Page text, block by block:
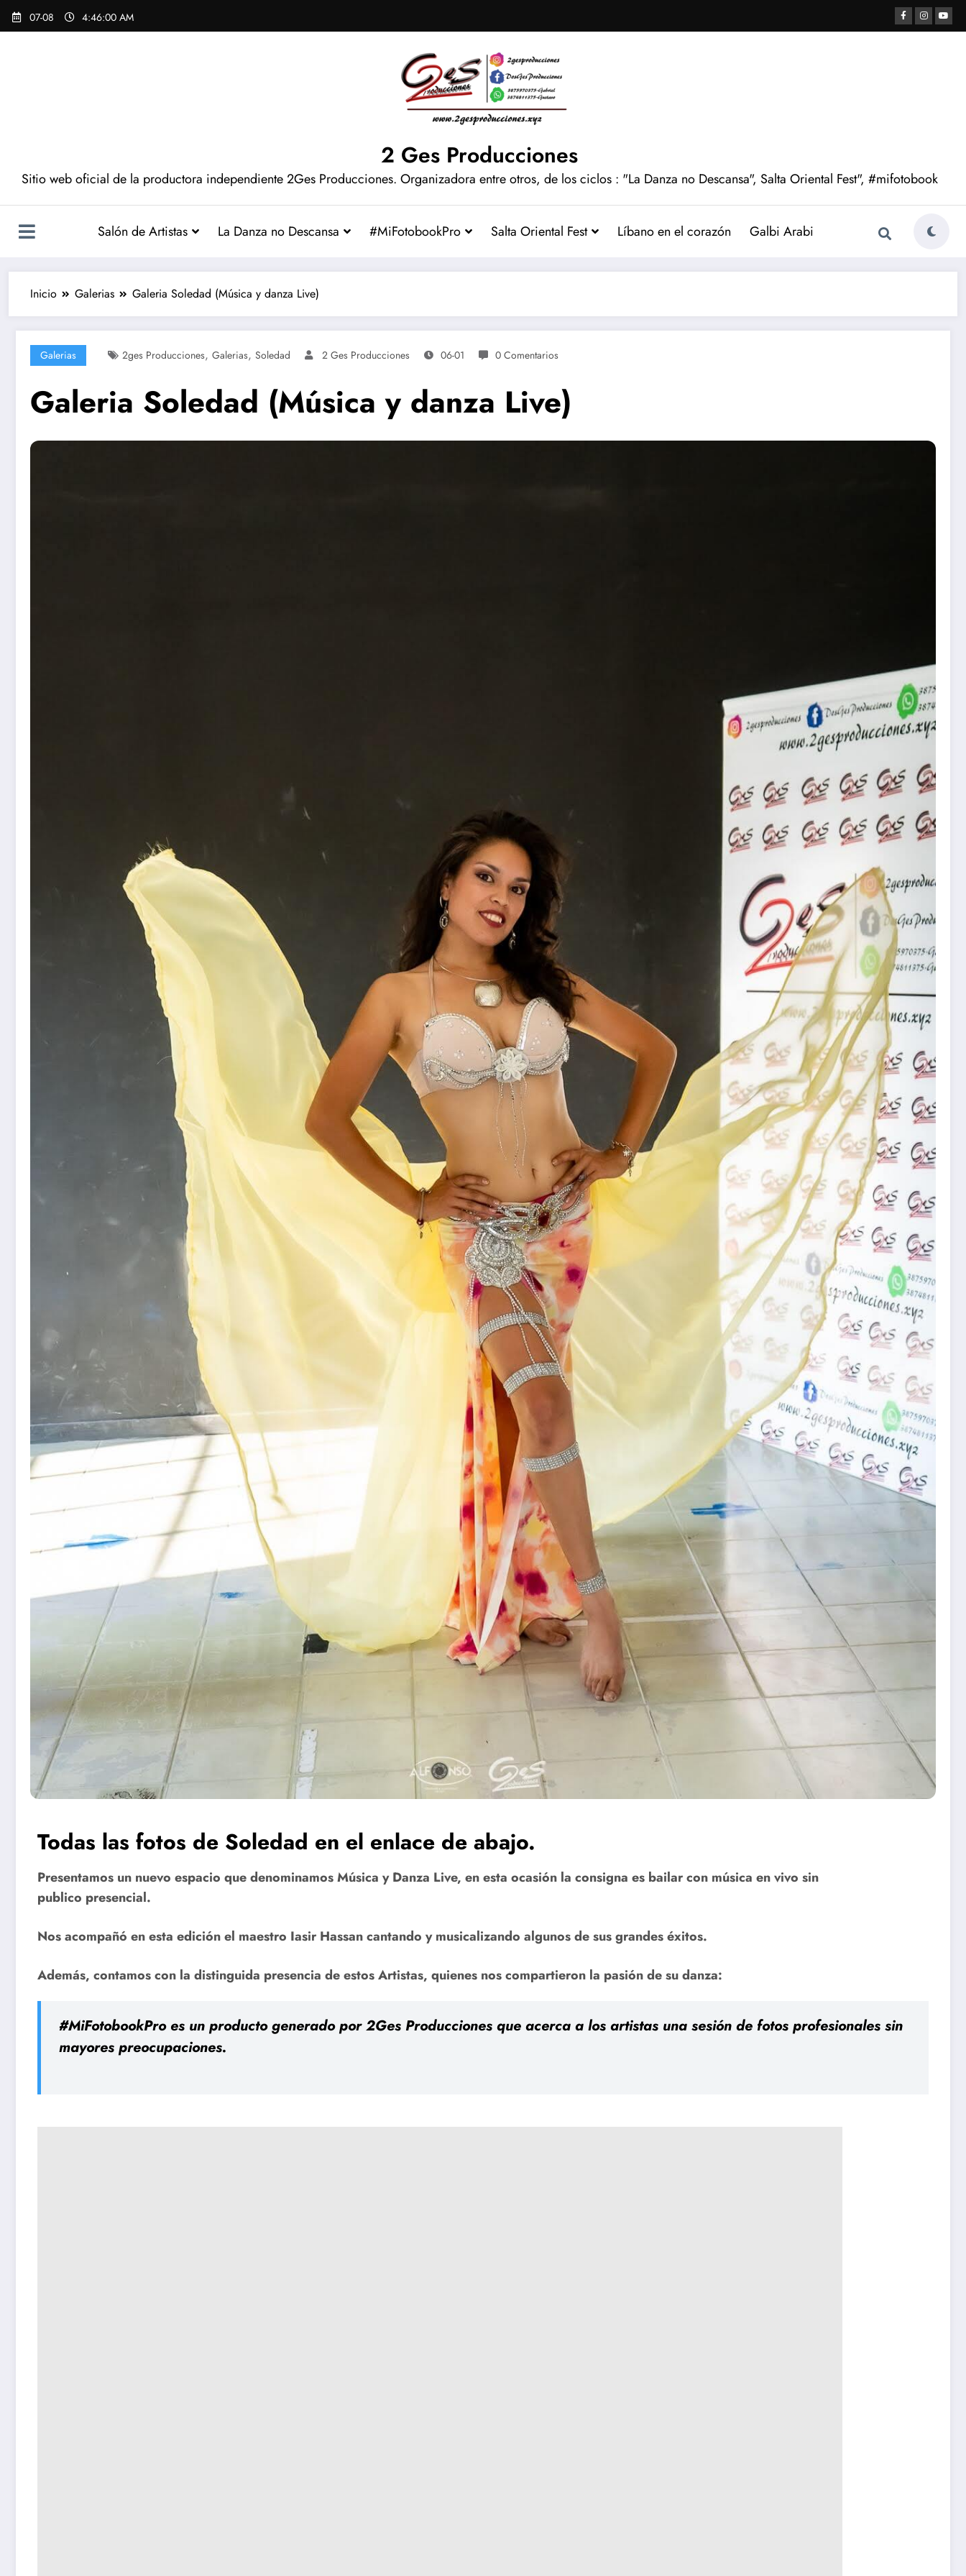
07-08 4:46:01 AM
2 Ges Producciones
Sitio web oficial de la productora independiente 2Ges Producciones. Organizadora entre otros, de los ciclos : "La Danza no Descansa", Salta Oriental Fest", #mifotobook
Salón de Artistas La Danza no Descansa #MiFotobookPro Salta Oriental Fest Líbano en el corazón Galbi Arabi
Inicio Galerias Galeria Soledad (Música y danza Live)
Galerias 2ges Producciones, Galerias, Soledad 2 Ges Producciones 06-01 0 Comentarios
Galeria Soledad (Música y danza Live)
Todas las fotos de Soledad en el enlace de abajo.
Presentamos un nuevo espacio que denominamos Música y Danza Live, en esta ocasión la consigna es bailar con música en vivo sin
publico presencial.
Nos acompañó en esta edición el maestro Iasir Hassan cantando y musicalizando algunos de sus grandes éxitos.
Además, contamos con la distinguida presencia de estos Artistas, quienes nos compartieron la pasión de su danza:
#MiFotobookPro es un producto generado por 2Ges Producciones que acerca a los artistas una sesión de fotos profesionales sin
mayores preocupaciones.